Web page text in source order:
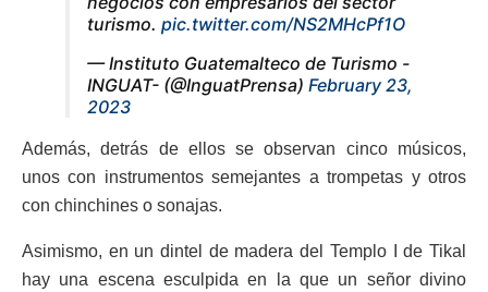
turismo. pic.twitter.com/NS2MHcPf1O
— Instituto Guatemalteco de Turismo -
INGUAT- (@InguatPrensa) February 23,
2023
Además, detrás de ellos se observan cinco músicos,
unos con instrumentos semejantes a trompetas y otros
con chinchines o sonajas.
Asimismo, en un dintel de madera del Templo I de Tikal
hay una escena esculpida en la que un señor divino